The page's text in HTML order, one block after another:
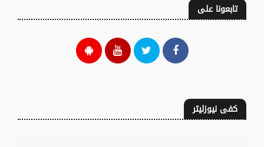
تابعونا على
كفى نيوزليتر